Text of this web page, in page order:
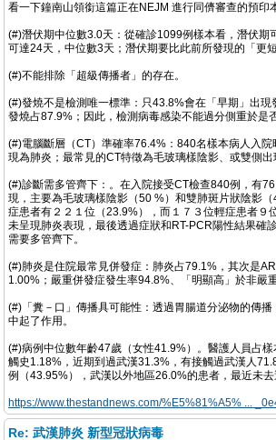
看一下鐘南山領銜這篇正在NEJM 進行同儕審查的預印
(#)潛伏期中位數3.0天：從確診1099例樣本看，潛伏期
可達24天，中位數3天；潛伏期要比此前所發現的「更短
(#)不能排除「超級傳播者」的存在。
(#)發燒不是檢測唯一標準：只43.8%會在「早期」出現
發燒占87.9%；因此，檢測病毒感染不能過分側重於是
(#)電腦斷層（CT）準確率76.4%：840名樣本病人入
現為肺炎；最常見的CT特徵為毛玻璃樣陰影、或雙側出
(#)診斷需多管齊下：。在入院接受CT檢查840例，有
現，主要為毛玻璃樣陰影（50 %）和雙肺斑片狀陰影
症患者有２２１位（23.9%），而１７３位輕症患者９
未呈現肺炎表現，最後透過症狀和RT-PCR陽性結果確
需要多管齊下。
(#)肺炎是住院最常見併發症：肺炎占79.1%，其次是
1.00%；嚴重併發症發生率94.8%、「明顯高」於非嚴
(#)「糞－口」傳播具可能性：透過胃腸道分泌物的傳
中起了作用。
(#)病例中位數年齡47歲（女性41.9%）。醫護人員占
觸史1.18%，近期到過武漢31.3%，有接觸過武漢人
例（43.95%），武漢以外地區26.0%的患者，最近未去
https://www.thestandnews.com/%E5%81%A5% ...
Re: 武漢肺炎 新型冠狀病毒